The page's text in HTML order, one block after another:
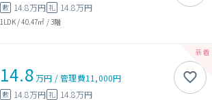
敷 14.8万円 礼 14.8万円
1LDK/40.47㎡ /3階
14.8万円 /管理費11,000円
敷 14.8万円 礼 14.8万円